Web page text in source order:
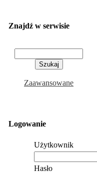
Znajdź w serwisie
Zaawansowane
Logowanie
Użytkownik
Hasło